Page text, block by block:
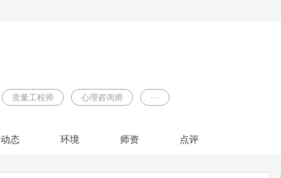
质量工程师 心理咨询师 ···
动态 环境 师资 点评